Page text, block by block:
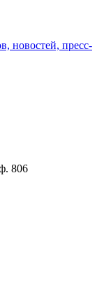
новостей, пресс-
806